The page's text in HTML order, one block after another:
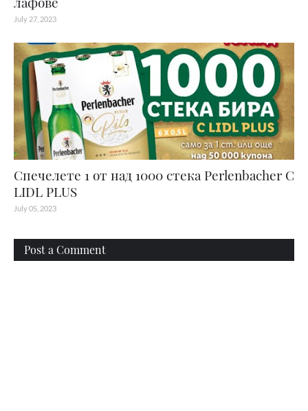
July 27, 2023
Спечелете 1 от над 1000 стека Perlenbacher С
LIDL PLUS
July 05, 2023
Post a Comment